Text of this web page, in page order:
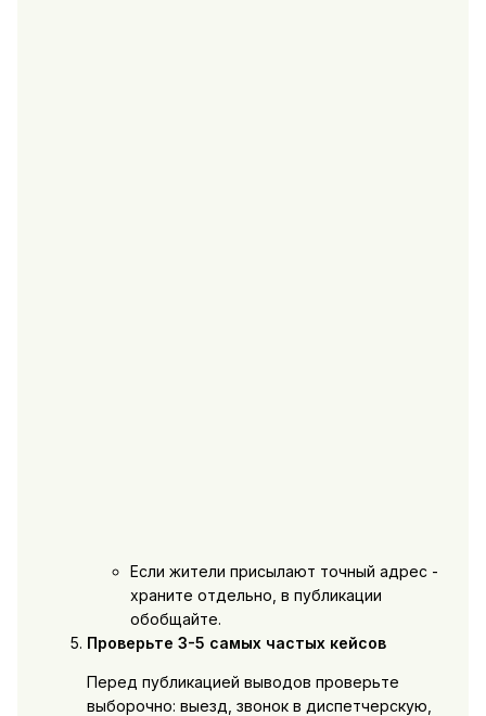
Если жители присылают точный адрес -
храните отдельно, в публикации
обобщайте.
Проверьте 3-5 самых частых кейсов
Перед публикацией выводов проверьте
выборочно: выезд, звонок в диспетчерскую,